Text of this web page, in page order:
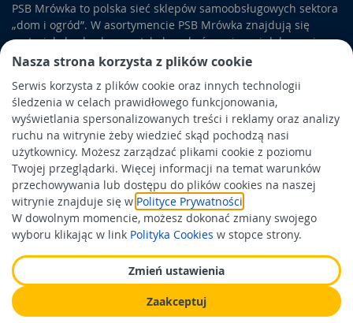
Nasza strona korzysta z plików cookie
Serwis korzysta z plików cookie oraz innych technologii
śledzenia w celach prawidłowego funkcjonowania,
wyświetlania spersonalizowanych treści i reklamy oraz analizy
ruchu na witrynie żeby wiedzieć skąd pochodzą nasi
użytkownicy. Możesz zarządzać plikami cookie z poziomu
Twojej przeglądarki. Więcej informacji na temat warunków
przechowywania lub dostępu do plików cookies na naszej
witrynie znajduje się w Polityce Prywatności
W dowolnym momencie, możesz dokonać zmiany swojego
wyboru klikając w link Polityka Cookies w stopce strony.
Zmień ustawienia
Zaakceptuj
PSB Mrówka to polska sieć sklepów samoobsługowych sektora
„dom i ogród”. W asortymencie PSB Mrówka znajdują się
materiały budowlane, artykuły wykończeniowe i dekoracyjne,
wyposażenie łazienek i kuchni, elektronarzędzia, a także
artykuły związane z ogrodem i otoczeniem domu.
Obowiązek informacyjny
Polityka prywatności
Polityka Cookies
Odbiór zużytego sprzętu
Wykonanie:
Wspierają nas: